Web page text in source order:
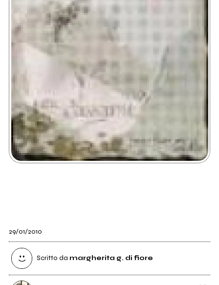
29/01/2010
Scritto da margherita g. di fiore